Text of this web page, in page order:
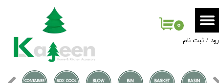
/ ثبت نام
حساب کاربری من
تغییر گذر واژه
۰